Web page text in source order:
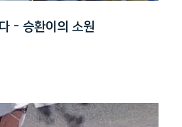
- 승환이의 소원